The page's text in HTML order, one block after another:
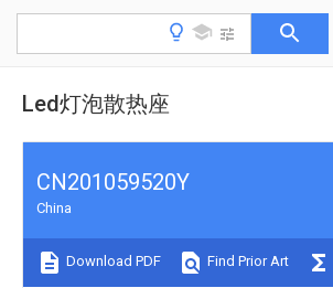
Led灯泡散热座
CN201059520Y
China
Download PDF Find Prior Art